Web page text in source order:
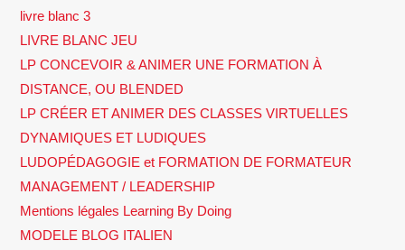
livre blanc 3
LIVRE BLANC JEU
LP CONCEVOIR & ANIMER UNE FORMATION À
DISTANCE, OU BLENDED
LP CRÉER ET ANIMER DES CLASSES VIRTUELLES
DYNAMIQUES ET LUDIQUES
LUDOPÉDAGOGIE et FORMATION DE FORMATEUR
MANAGEMENT / LEADERSHIP
Mentions légales Learning By Doing
MODELE BLOG ITALIEN